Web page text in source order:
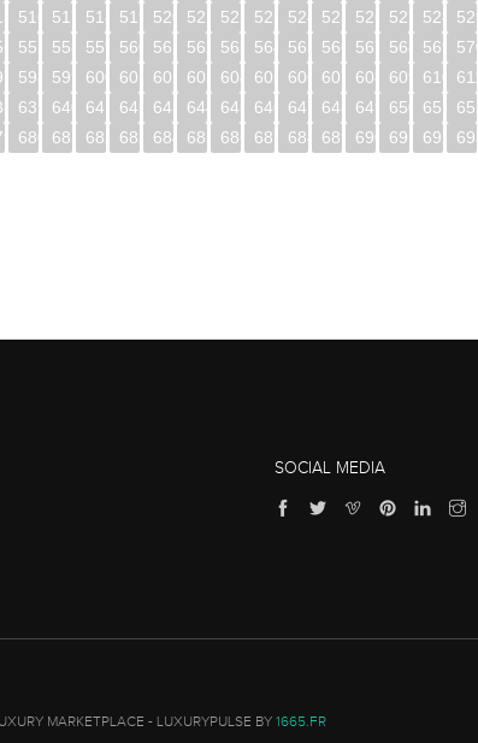
516 517 518 519 520 521 522 523 524 525 526 527 528 529
557 558 559 560 561 562 563 564 565 566 567 568 569 570
598 599 600 601 602 603 604 605 606 607 608 609 610 611
639 640 641 642 643 644 645 646 647 648 649 650 651 652
680 681 682 683 684 685 686 687 688 689 690 691 692 693
SOCIAL MEDIA
MARKETPLACE - LUXURYPULSE BY 1665.FR